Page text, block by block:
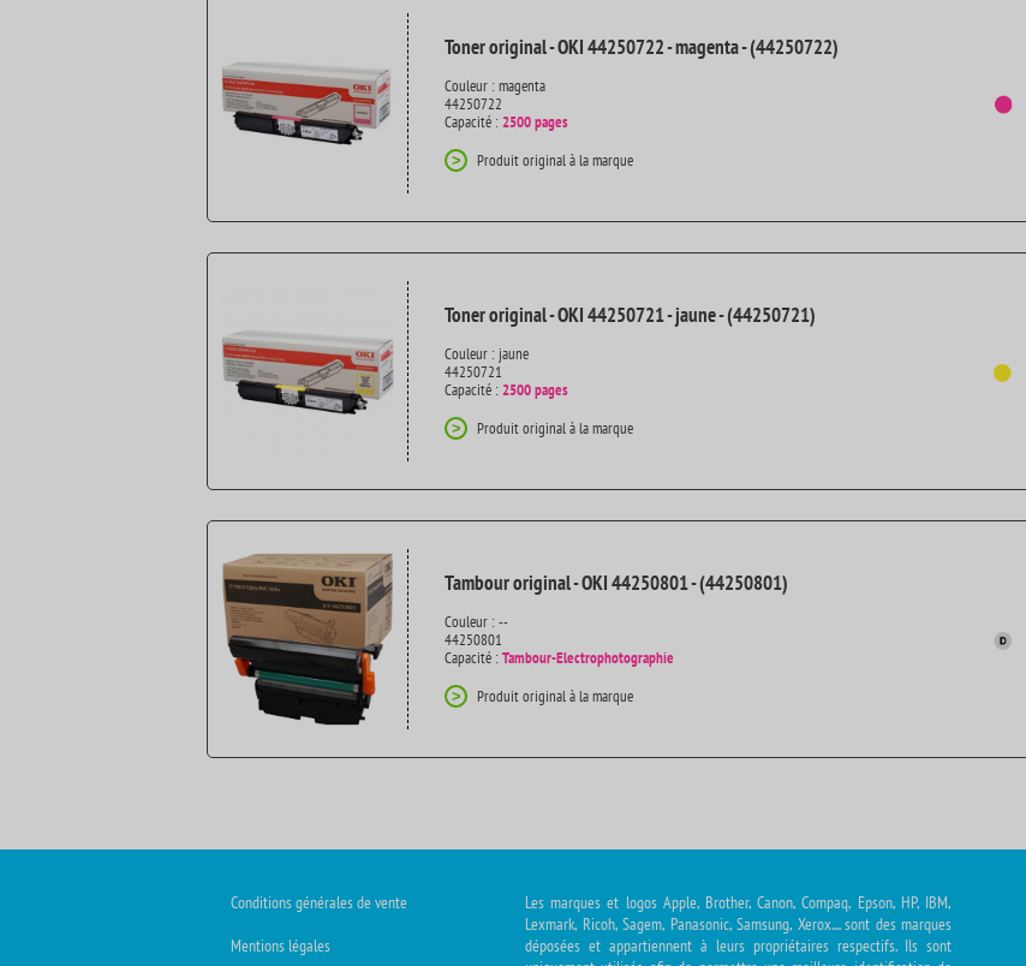
Toner original - OKI 44250722 - magenta - (44250722)
Couleur : magenta
44250722
Capacité :2500 pages
> Produit original à la marque
Toner original - OKI 44250721 - jaune - (44250721)
Couleur : jaune
44250721
Capacité :2500 pages
> Produit original à la marque
Tambour original - OKI 44250801 - (44250801)
Couleur : --
44250801
Capacité :Tambour-Electrophotographie
> Produit original à la marque
Conditions générales de vente
Mentions légales
Les marques et logos Apple, Brother, Canon, Compaq, Epson, HP, IBM,
Lexmark, Ricoh, Sagem, Panasonic, Samsung, Xerox.... sont des marques
déposées et appartiennent à leurs propriétaires respectifs. Ils sont